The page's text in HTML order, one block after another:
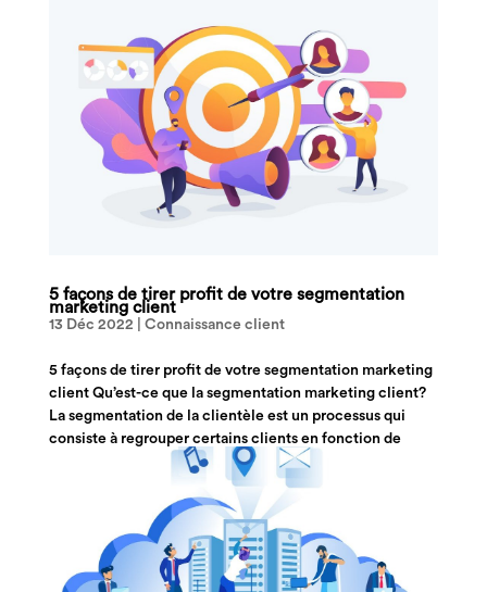
5 façons de tirer profit de votre segmentation
marketing client
13 Déc 2022 Connaissance client
5 façons de tirer profit de votre segmentation marketing
client Qu’est-ce que la segmentation marketing client?
La segmentation de la clientèle est un processus qui
consiste à regrouper certains clients en fonction de
facteurs tels que leur démographie, leur...